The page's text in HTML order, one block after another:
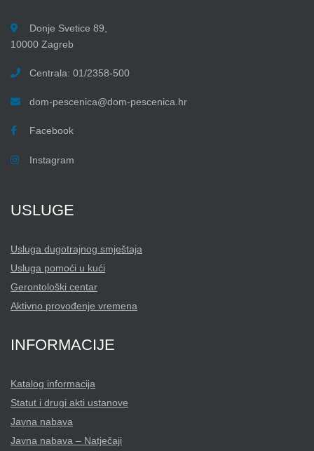
Donje Svetice 89,
10000 Zagreb
Centrala: 01/2358-500
dom-pescenica@dom-pescenica.hr
Facebook
Instagram
USLUGE
Usluga dugotrajnog smještaja
Usluga pomoći u kući
Gerontološki centar
Aktivno provođenje vremena
INFORMACIJE
Katalog informacija
Statut i drugi akti ustanove
Javna nabava
Javna nabava – Natječaji